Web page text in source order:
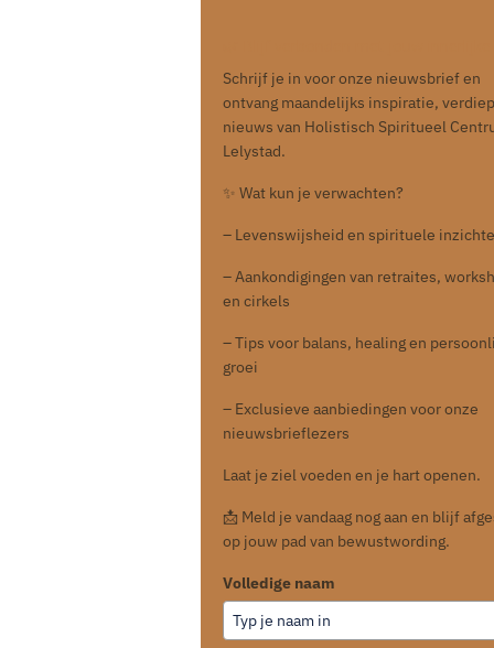
Schrijf je in voor onze nieuwsbrief en
ontvang maandelijks inspiratie,
nieuws van Holistisch Spiritueel
Lelystad.
✨ Wat kun je verwachten?
– Levenswijsheid en spirituele
– Aankondigingen van retraites,
en cirkels
– Tips voor balans, healing en
groei
– Exclusieve aanbiedingen voor onze
nieuwsbrieflezers
Laat je ziel voeden en je hart openen.
📩 Meld je vandaag nog aan en blijf
op jouw pad van bewustwording.
Volledige naam